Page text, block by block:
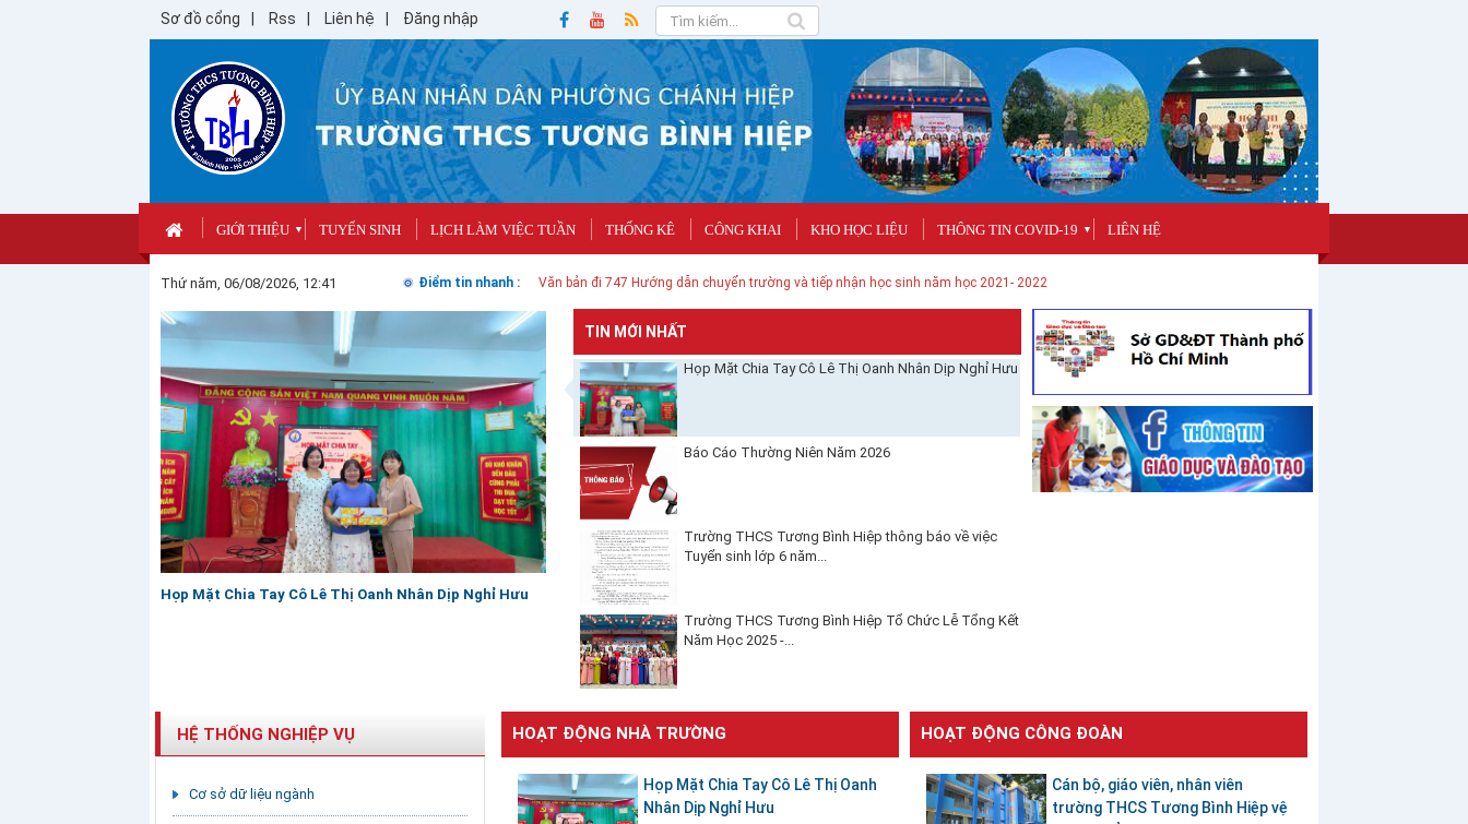
Sơ đồ cổng Rss Liên hệ Đăng nhập
GIỚI THIỆU ▼ TUYỂN SINH LỊCH LÀM VIỆC TUẦN THỐNG KÊ CÔNG KHAI KHO HỌC LIỆU THÔNG TIN COVID-19 ▼ LIÊN HỆ
Thứ năm, 06/08/2026, 12:41 Điểm tin nhanh : Văn bản đi 747 Hướng dẫn chuyển trường và tiếp nhận học sinh năm học 2021- 2022
Họp Mặt Chia Tay Cô Lê Thị Oanh Nhân Dịp Nghỉ Hưu
TIN MỚI NHẤT
Họp Mặt Chia Tay Cô Lê Thị Oanh Nhân Dịp Nghỉ Hưu
Báo Cáo Thường Niên Năm 2026
Trường THCS Tương Bình Hiệp thông báo về việc
Tuyển sinh lớp 6 năm...
Trường THCS Tương Bình Hiệp Tổ Chức Lễ Tổng Kết
Năm Học 2025 -...
HOẠT ĐỘNG NHÀ TRƯỜNG
Họp Mặt Chia Tay Cô Lê Thị Oanh
Nhân Dịp Nghỉ Hưu
HOẠT ĐỘNG CÔNG ĐOÀN
Cán bộ, giáo viên, nhân viên
trường THCS Tương Bình Hiệp vệ
HỆ THỐNG NGHIỆP VỤ
Cơ sở dữ liệu ngành